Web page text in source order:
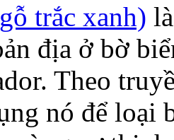
trắc xanh)
địa ở bờ
Theo
nó để loại